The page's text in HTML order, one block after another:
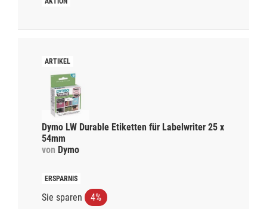
Dymo LW Durable Etiketten für Labelwriter 25 x
54mm
von Dymo
Sie sparen 4%